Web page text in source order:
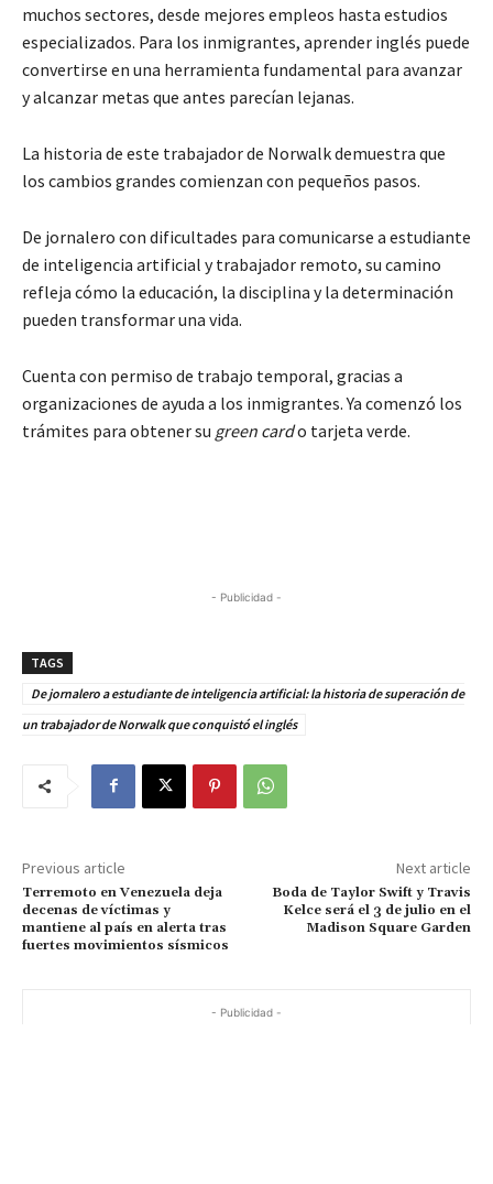
muchos sectores, desde mejores empleos hasta estudios
especializados. Para los inmigrantes, aprender inglés puede
convertirse en una herramienta fundamental para avanzar
y alcanzar metas que antes parecían lejanas.
La historia de este trabajador de Norwalk demuestra que
los cambios grandes comienzan con pequeños pasos.
De jornalero con dificultades para comunicarse a estudiante
de inteligencia artificial y trabajador remoto, su camino
refleja cómo la educación, la disciplina y la determinación
pueden transformar una vida.
Cuenta con permiso de trabajo temporal, gracias a
organizaciones de ayuda a los inmigrantes. Ya comenzó los
trámites para obtener su green cardo tarjeta verde.
- Publicidad -
TAGS
De jornalero a estudiante de inteligencia artificial: la historia de superación de
un trabajador de Norwalk que conquistó el inglés
Previous article
Terremoto en Venezuela deja
decenas de víctimas y
mantiene al país en alerta tras
fuertes movimientos sísmicos
Next article
Boda de Taylor Swift y Travis
Kelce será el 3 de julio en el
Madison Square Garden
- Publicidad -